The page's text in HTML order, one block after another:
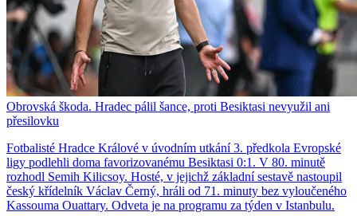
Obrovská škoda. Hradec pálil šance, proti Besiktasi nevyužil ani
přesilovku
Fotbalisté Hradce Králové v úvodním utkání 3. předkola Evropské
ligy podlehli doma favorizovanému Besiktasi 0:1. V 80. minutě
rozhodl Semih Kilicsoy. Hosté, v jejichž základní sestavě nastoupil
český křídelník Václav Černý, hráli od 71. minuty bez vyloučeného
Kassouma Ouattary. Odveta je na programu za týden v Istanbulu.